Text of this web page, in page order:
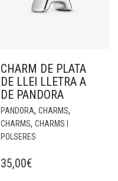
CHARM DE PLATA
DE LLEI LLETRA A
DE PANDORA
PANDORA, CHARMS,
CHARMS, CHARMS I
POLSERES
35,00€